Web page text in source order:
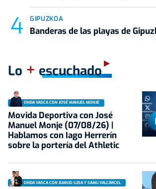
GIPUZKOA
Banderas de las playas de
Lo + escuchado
ONDA VASCA CON JOSÉ MANUEL MONJE
Movida Deportiva con José
Manuel Monje (07/08/26) |
Hablamos con Iago Herrerín
sobre la portería del Athletic
ONDA VASCA CON JUANJO LUSA Y SAMU VALCÁRCEL